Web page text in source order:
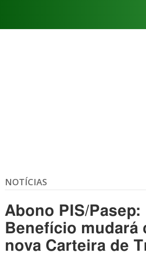
NOTÍCIAS
Abono PIS/Pasep:
Benefício mudará
nova Carteira de